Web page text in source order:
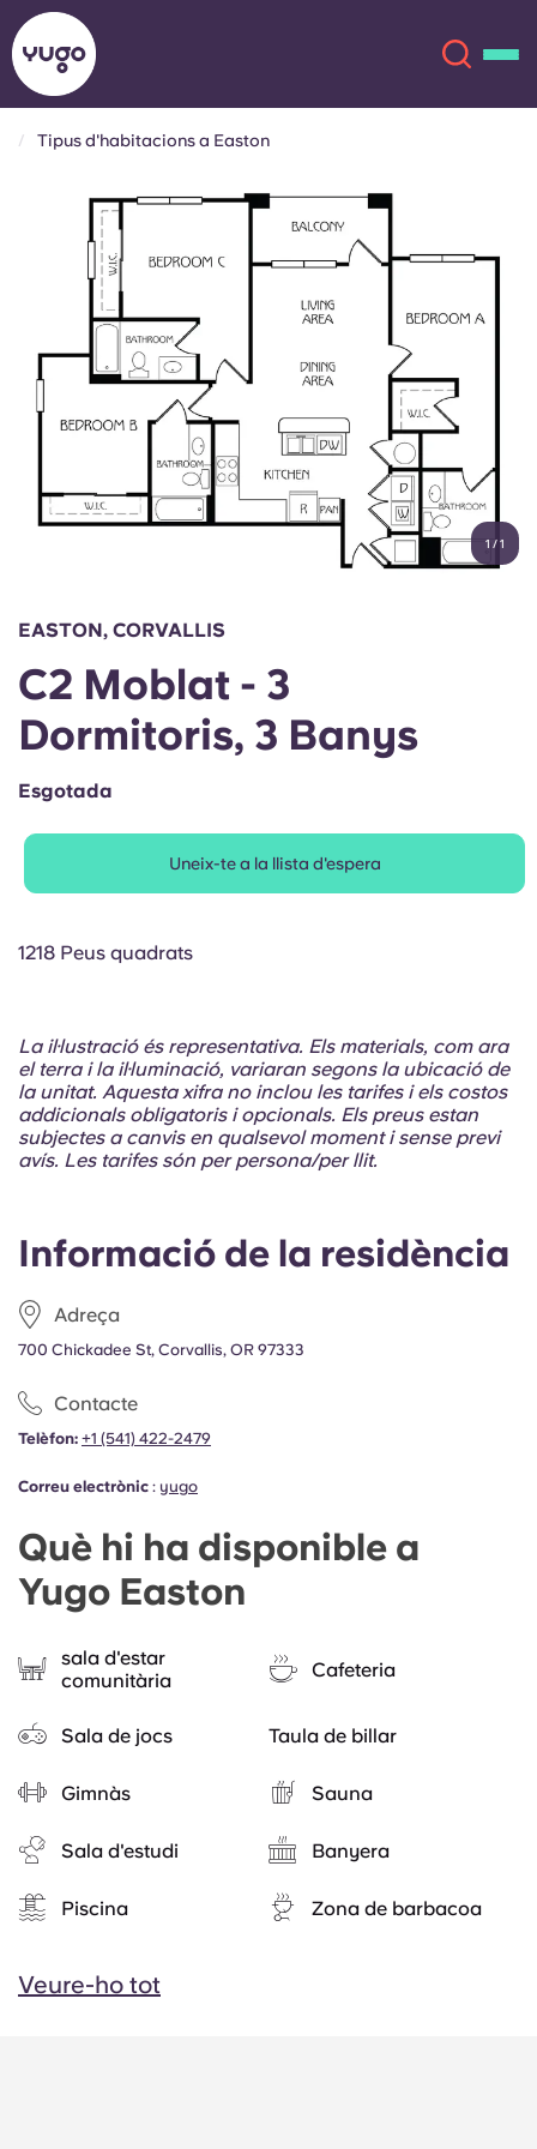
Ubicacions
Compte Llengua
Chinese
Español
Portuguese
Inicia la sessió
English (US)
Chinese
Català Deutsch
Italian French
Portuguese
Tipus d'habitacions a Easton
1 /1
Informació de la residència
Adreça
700 Chickadee St, Corvallis, OR 97333
Contacte
Telèfon: +1 (541) 422-2479
Correu electrònic : yugo
Què hi ha disponible a
Yugo Easton
sala d'estar
comunitària
Cafeteria
Sala de jocs Taula de billar
Gimnàs Sauna
Sala d'estudi Banyera
Piscina Zona de barbacoa
Veure-ho tot
EASTON, CORVALLIS
C2 Moblat - 3
Dormitoris, 3 Banys
Esgotada
Uneix-te a la llista d'espera
1218 Peus quadrats
La il·lustració és representativa. Els materials, com ara
el terra i la il·luminació, variaran segons la ubicació de
la unitat. Aquesta xifra no inclou les tarifes i els costos
addicionals obligatoris i opcionals. Els preus estan
subjectes a canvis en qualsevol moment i sense previ
avís. Les tarifes són per persona/per llit.